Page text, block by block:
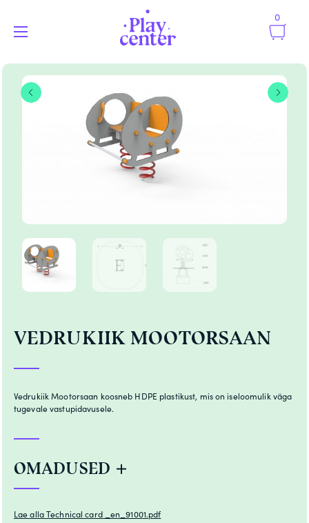
0
VEDRUKIIK MOOTORSAAN
Vedrukiik Mootorsaan koosneb HDPE plastikust, mis on iseloomulik väga
tugevale vastupidavusele.
OMADUSED
Lae alla Technical card _en_91001.pdf